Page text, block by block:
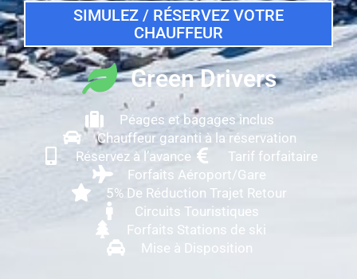
SIMULEZ / RÉSERVEZ VOTRE
CHAUFFEUR
Green Drivers
Péages et bagages inclus
Chauffeur garanti à la réservation
Réservez à l’avance
Tarif forfaitaire
Forfaits Aéroport/Gare
5% De Réduction Trajet Retour
Circuits Touristiques
Forfaits Stations de ski
Mise à Disposition